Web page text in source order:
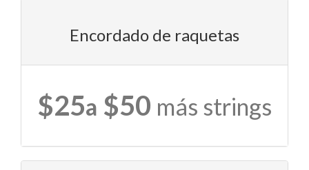
Encordado de raquetas
$25a $50 más strings